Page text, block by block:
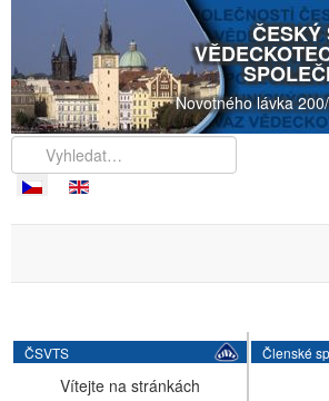
ČESKÝ
Novotného lávka
ČSVTS
Vítejte na stránkách
Členské